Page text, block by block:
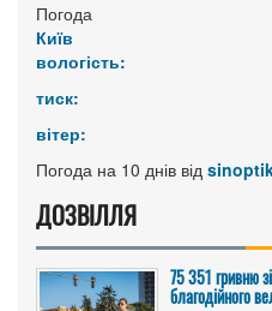
Погода
Київ
вологість:
тиск:
вітер:
Погода на 10 днів від
ДОЗВІЛЛЯ
75 351 гривню
благодійного